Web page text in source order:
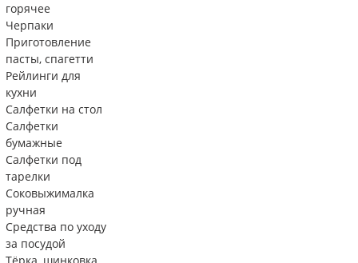
горячее
Черпаки
Приготовление
пасты, спагетти
Рейлинги для
кухни
Салфетки на стол
Салфетки
бумажные
Салфетки под
тарелки
Соковыжималка
ручная
Средства по уходу
за посудой